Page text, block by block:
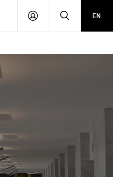
PŘIHLÁSIT HLEDATEN